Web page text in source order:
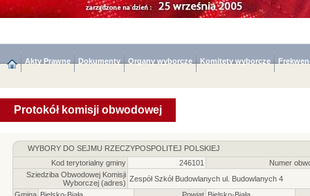
Akty Prawne Dokumenty Organy wyborcze Komitety wyborcze
Protokół komisji obwodowej
WYBORY DO SEJMU RZECZYPOSPOLITEJ POLSKIEJ
Kod terytorialny gminy
246101
Numer
Sziedziba Obwodowej Komisji
Wyborczej (adres) Zespół Szkół Budowlanych ul. Budowlanych 4